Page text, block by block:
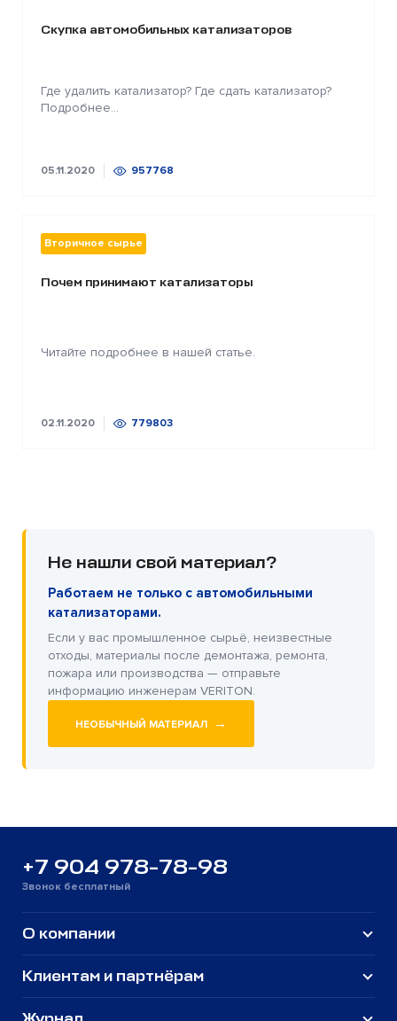
Скупка автомобильных катализаторов
Где удалить катализатор? Где сдать катализатор?
Подробнее...
05.11.2020 957768
Вторичное сырье
Почем принимают катализаторы
Читайте подробнее в нашей статье.
02.11.2020 779803
Не нашли свой материал?
Работаем не только с автомобильными
катализаторами.
Если у вас промышленное сырьё, неизвестные
отходы, материалы после демонтажа, ремонта,
пожара или производства — отправьте
информацию инженерам VERITON.
НЕОБЫЧНЫЙ МАТЕРИАЛ →
+7 904 978-78-98
Звонок бесплатный
О компании
Клиентам и партнёрам